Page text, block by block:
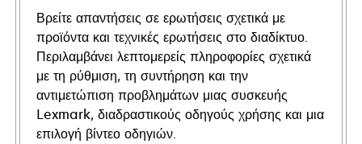
Βρείτε απαντήσεις σε ερωτήσεις σχετικά με
προϊόντα και τεχνικές ερωτήσεις στο διαδίκτυο.
Περιλαμβάνει λεπτομερείς πληροφορίες σχετικά
με τη ρύθμιση, τη συντήρηση και την
αντιμετώπιση προβλημάτων μιας συσκευής
Lexmark, διαδραστικούς οδηγούς χρήσης και μια
επιλογή βίντεο οδηγιών.